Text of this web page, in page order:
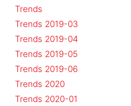
Trends
Trends 2019-03
Trends 2019-04
Trends 2019-05
Trends 2019-06
Trends 2020
Trends 2020-01